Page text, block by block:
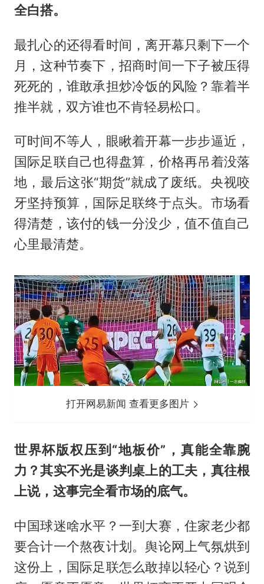
全白搭。
最扎心的还得看时间，离开幕只剩下一个
月，这种节奏下，招商时间一下子被压得
死死的，谁敢承担炒冷饭的风险？靠着半
推半就，双方谁也不肯轻易松口。
可时间不等人，眼瞅着开幕一步步逼近，
国际足联自己也得盘算，价格再吊着没落
地，最后这张“期货”就成了废纸。央视咬
牙坚持预算，国际足联终于点头。市场看
得清楚，该付的钱一分没少，值不值自己
心里最清楚。
打开网易新闻 查看更多图片
世界杯版权压到“地板价”，真能全靠腕
力？其实不光是谈判桌上的工夫，真往根
上说，这事完全看市场的底气。
中国球迷啥水平？一到大赛，住家老少都
要合计一个熬夜计划。舆论网上气氛烘到
这份上，国际足联怎么敢掉以轻心？说到